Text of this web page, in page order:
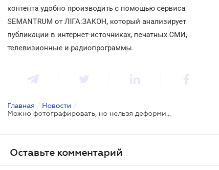
контента удобно производить с помощью сервиса
SEMANTRUM от ЛІГА:ЗАКОН, который анализирует
публикации в интернет-источниках, печатных СМИ,
телевизионные и радиопрограммы.
Главная / Новости /
Можно фотографировать, но нельзя деформировать
Оставьте комментарий